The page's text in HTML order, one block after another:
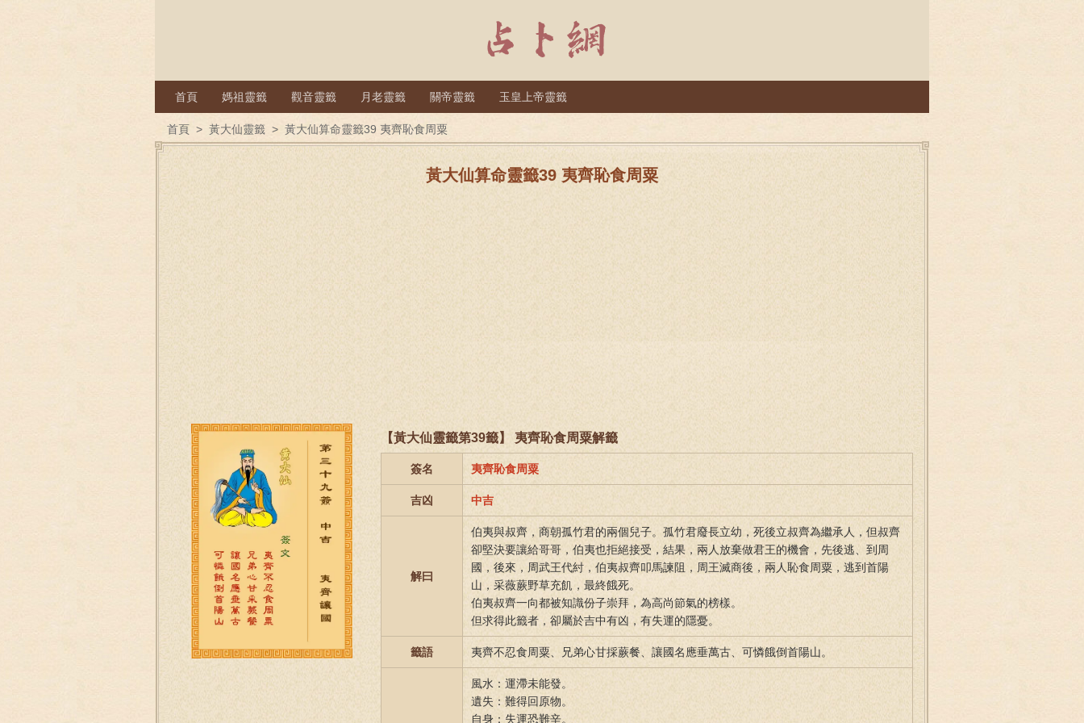
首頁 媽祖靈籤 觀音靈籤 月老靈籤 關帝靈籤 玉皇上帝靈籤
首頁 > 黃大仙靈籤 > 黃大仙算命靈籤39 夷齊恥食周粟
黃大仙算命靈籤39 夷齊恥食周粟
【黃大仙靈籤第39籤】 夷齊恥食周粟解籤
簽名 夷齊恥食周粟
吉凶 中吉
解曰
伯夷與叔齊，商朝孤竹君的兩個兒子。孤竹君廢長立幼，死後立叔齊為繼承人，但叔齊
卻堅決要讓給哥哥，伯夷也拒絕接受，結果，兩人放棄做君王的機會，先後逃、到周
國，後來，周武王代紂，伯夷叔齊叩馬諫阻，周王滅商後，兩人恥食周粟，逃到首陽
山，采薇蕨野草充飢，最終餓死。
伯夷叔齊一向都被知識份子崇拜，為高尚節氣的榜樣。
但求得此籤者，卻屬於吉中有凶，有失運的隱憂。
籤語 夷齊不忍食周粟、兄弟心甘採蕨餐、讓國名應垂萬古、可憐餓倒首陽山。
風水：運滯未能發。
遺失：難得回原物。
自身：失運恐難辛。